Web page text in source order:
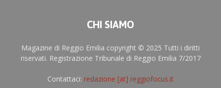
CHI SIAMO
Magazine di Reggio Emilia copyright © 2025 Tutti i diritti
riservati. Registrazione Tribunale di Reggio Emilia 7/2017
Contattaci: redazione [at] reggiofocus.it